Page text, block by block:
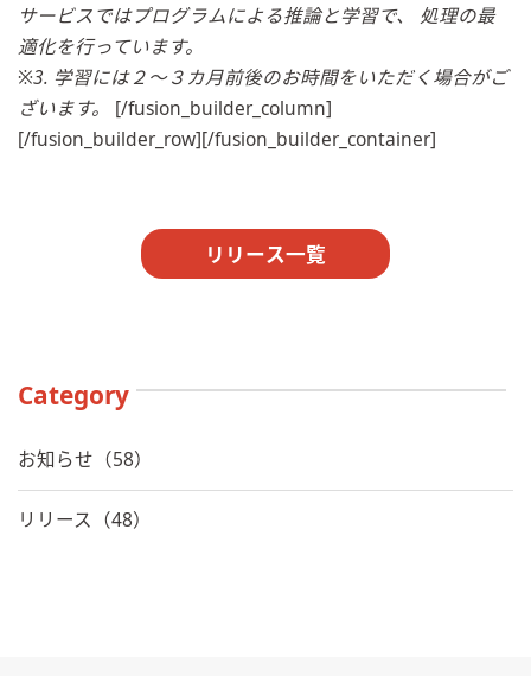
サービスではプログラムによる推論と学習で、 処理の最
適化を行っています。
※3. 学習には２～３カ月前後のお時間をいただく場合がご
ざいます。 [/fusion_builder_column]
[/fusion_builder_row][/fusion_builder_container]
リリース一覧
Category
お知らせ（58）
リリース（48）